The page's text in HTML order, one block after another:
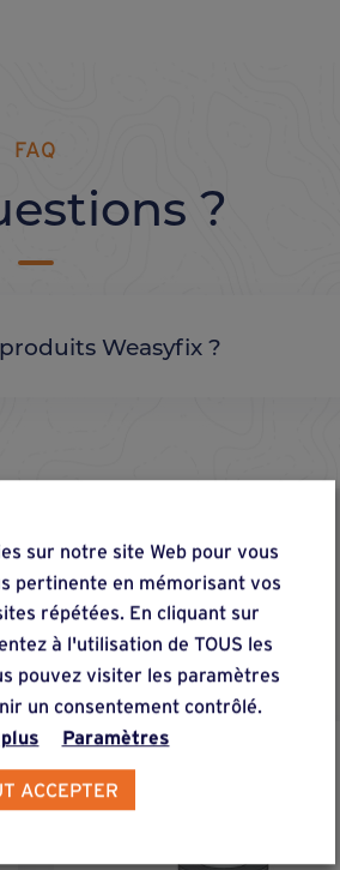
FAQ
?
Weasyfix ?
sur notre site Web pour vous
pertinente en mémorisant vos
répétées. En cliquant sur
à l'utilisation de TOUS les
pouvez visiter les paramètres
un consentement contrôlé.
Paramètres
ACCEPTER